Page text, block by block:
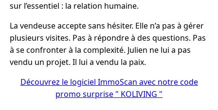
sur l’essentiel : la relation humaine.
La vendeuse accepte sans hésiter. Elle n’a pas à gérer
plusieurs visites. Pas à répondre à des questions. Pas
à se confronter à la complexité. Julien ne lui a pas
vendu un projet. Il lui a vendu la paix.
Découvrez le logiciel ImmoScan avec notre code
promo surprise " KOLIVING "